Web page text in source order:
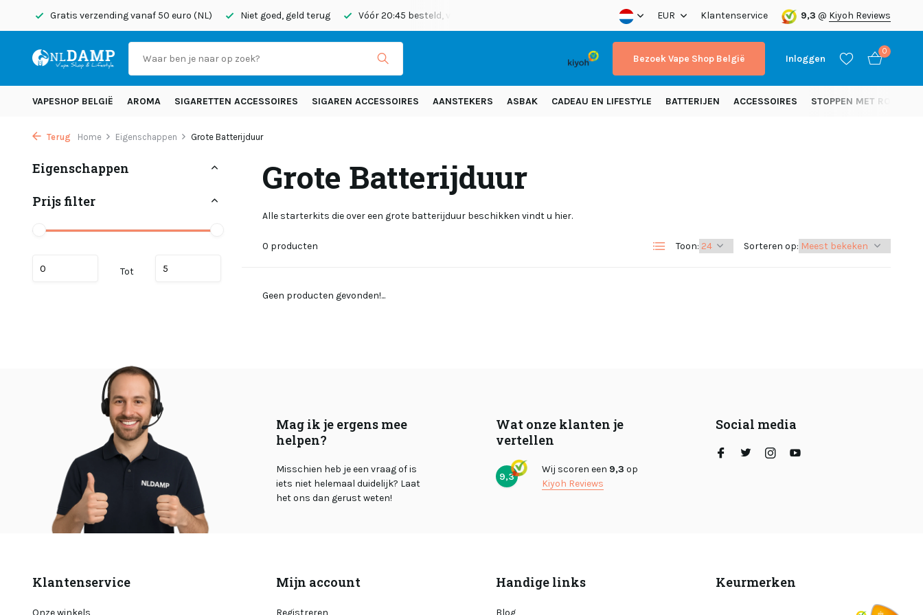
Gratis verzending vanaf 50 euro (NL) Niet goed, geld terug Vóór 20:45 besteld, vandaag verzonden Gratis verzending vanaf 50 euro (NL)
EUR Klantenservice 9,3 @ Kiyoh Reviews
Bezoek Vape Shop België Inloggen
0
VAPESHOP BELGIË AROMA SIGARETTEN ACCESSOIRES SIGAREN ACCESSOIRES AANSTEKERS ASBAK CADEAU EN LIFESTYLE BATTERIJEN ACCESSOIRES STOPPEN MET ROKEN
Terug Home Eigenschappen Grote Batterijduur
Eigenschappen
Prijs filter
Tot
Grote Batterijduur
Alle starterkits die over een grote batterijduur beschikken vindt u hier.
0 producten Toon: Sorteren op:
Geen producten gevonden!...
Mag ik je ergens mee
helpen?
Misschien heb je een vraag of is
iets niet helemaal duidelijk? Laat
het ons dan gerust weten!
Wat onze klanten je
vertellen
9,3
Wij scoren een 9,3 op
Kiyoh Reviews
Social media
Klantenservice
Onze winkels
Mijn account
Registreren
Handige links
Blog
Keurmerken